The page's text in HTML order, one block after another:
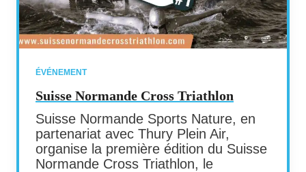
ÉVÉNEMENT
Suisse Normande Cross Triathlon
Suisse Normande Sports Nature, en
partenariat avec Thury Plein Air,
organise la première édition du Suisse
Normande Cross Triathlon, le